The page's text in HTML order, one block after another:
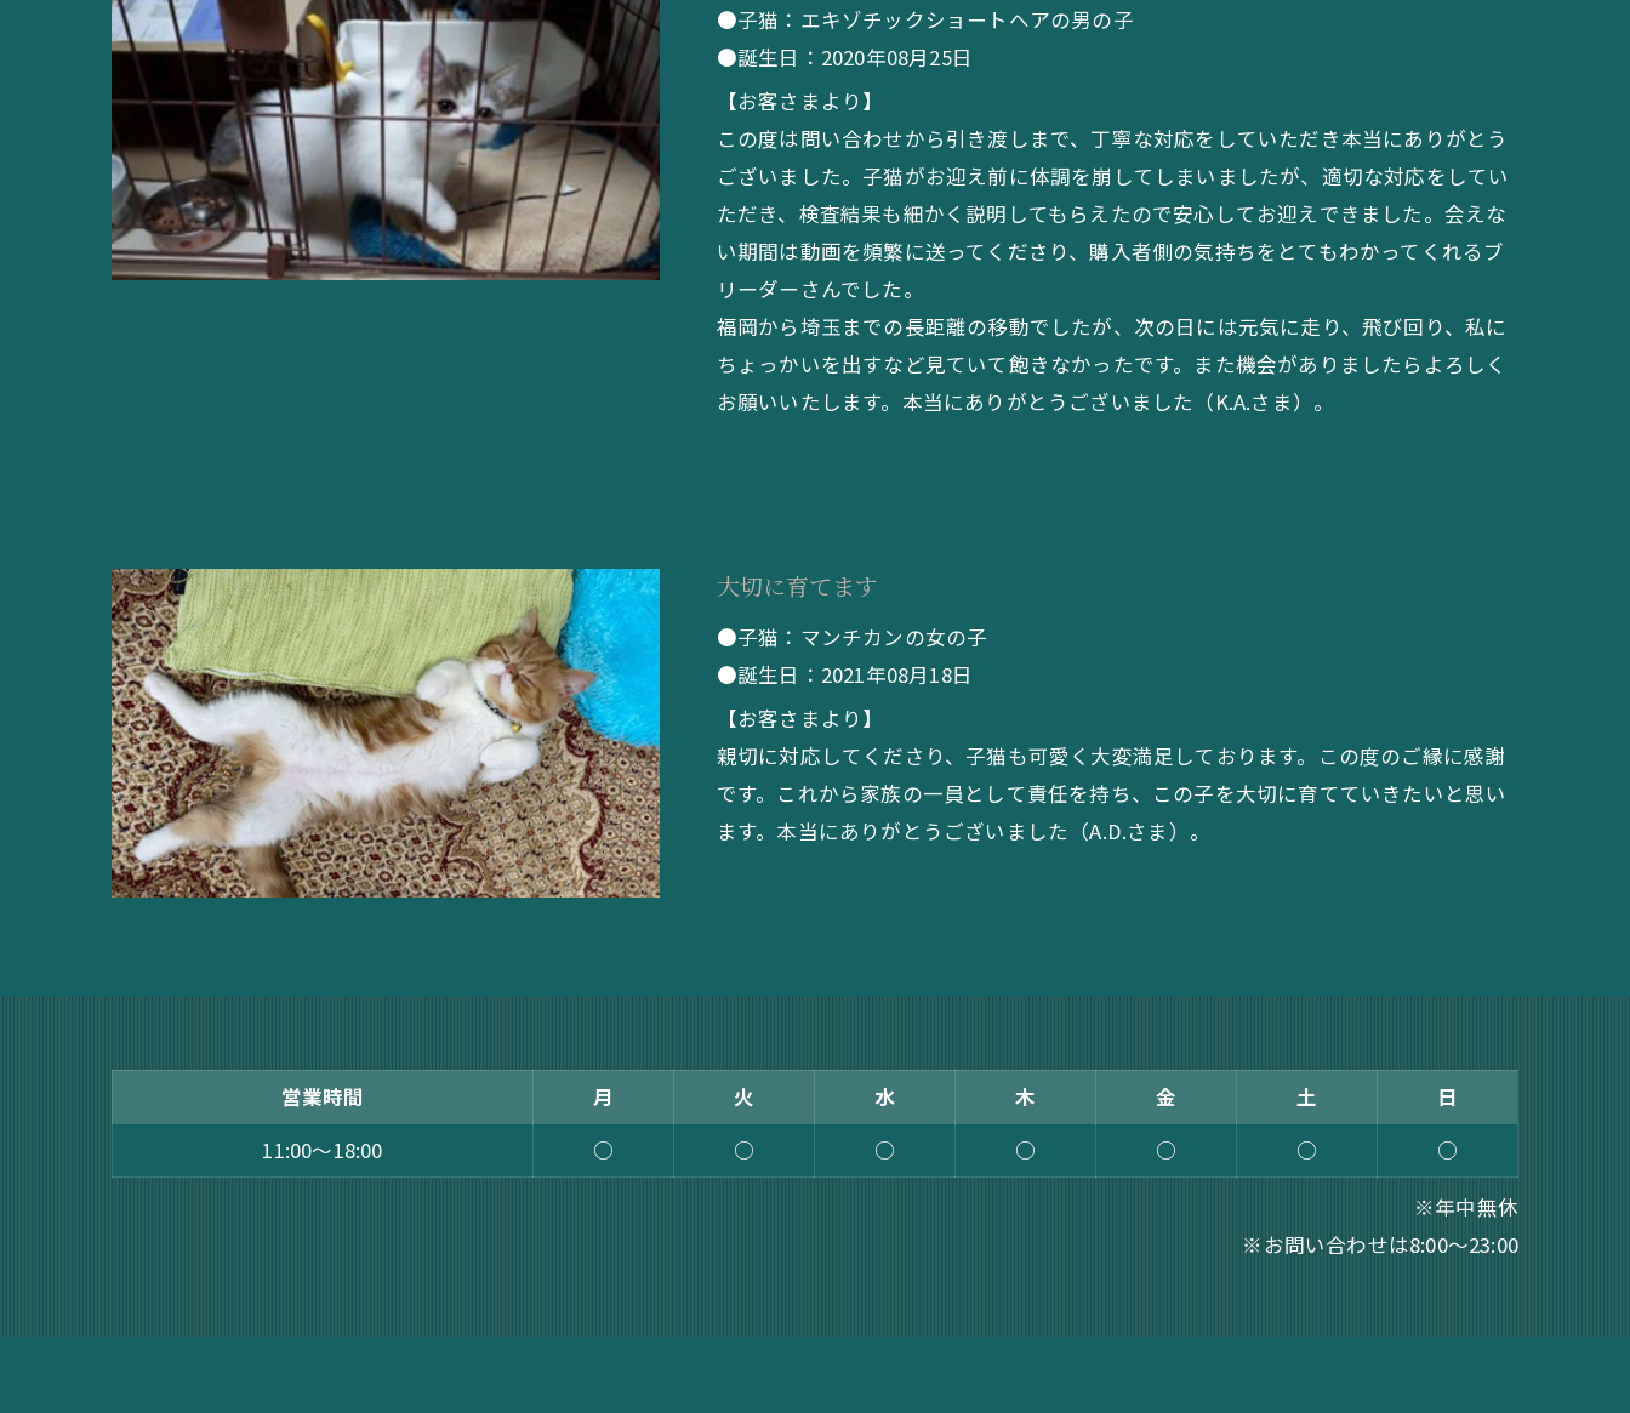
●子猫：エキゾチックショートヘアの男の子
●誕生日：2020年08月25日
【お客さまより】
この度は問い合わせから引き渡しまで、丁寧な対応をしていただき本当にありがとう
ございました。子猫がお迎え前に体調を崩してしまいましたが、適切な対応をしてい
ただき、検査結果も細かく説明してもらえたので安心してお迎えできました。会えな
い期間は動画を頻繁に送ってくださり、購入者側の気持ちをとてもわかってくれるブ
リーダーさんでした。
福岡から埼玉までの長距離の移動でしたが、次の日には元気に走り、飛び回り、私に
ちょっかいを出すなど見ていて飽きなかったです。また機会がありましたらよろしく
お願いいたします。本当にありがとうございました（K.A.さま）。
大切に育てます
●子猫：マンチカンの女の子
●誕生日：2021年08月18日
【お客さまより】
親切に対応してくださり、子猫も可愛く大変満足しております。この度のご縁に感謝
です。これから家族の一員として責任を持ち、この子を大切に育てていきたいと思い
ます。本当にありがとうございました（A.D.さま）。
営業時間 月 火 水 木 金 土
日
11:00〜18:00
○ ○ ○ ○ ○ ○
○
※年中無休
※お問い合わせは8:00～23:00